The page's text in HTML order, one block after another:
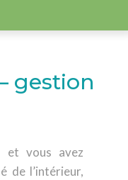
gestion
et vous avez
de l’intérieur,